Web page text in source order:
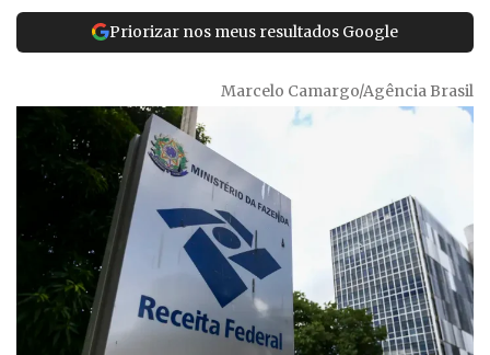
Priorizar nos meus resultados Google
Marcelo Camargo/Agência Brasil